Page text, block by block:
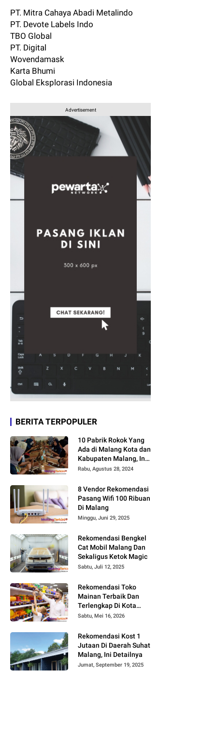
PT. Mitra Cahaya Abadi Metalindo
PT. Devote Labels Indo
TBO Global
PT. Digital
Wovendamask
Karta Bhumi
Global Eksplorasi Indonesia
Advertisement
BERITA TERPOPULER
10 Pabrik Rokok Yang
Ada di Malang Kota dan
Kabupaten Malang, Ini
Alamat dan
Rabu, Agustus 28, 2024
8 Vendor Rekomendasi
Pasang Wifi 100 Ribuan
Di Malang
Minggu, Juni 29, 2025
Rekomendasi Bengkel
Cat Mobil Malang Dan
Sekaligus Ketok Magic
Sabtu, Juli 12, 2025
Rekomendasi Toko
Mainan Terbaik Dan
Terlengkap Di Kota
Malang Terbaru Tahun
Anak
Sabtu, Mei 16, 2026
Rekomendasi Kost 1
Jutaan Di Daerah Suhat
Malang, Ini Detailnya
Jumat, September 19, 2025